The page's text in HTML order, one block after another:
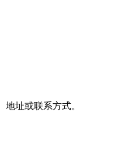
址或联系方式。